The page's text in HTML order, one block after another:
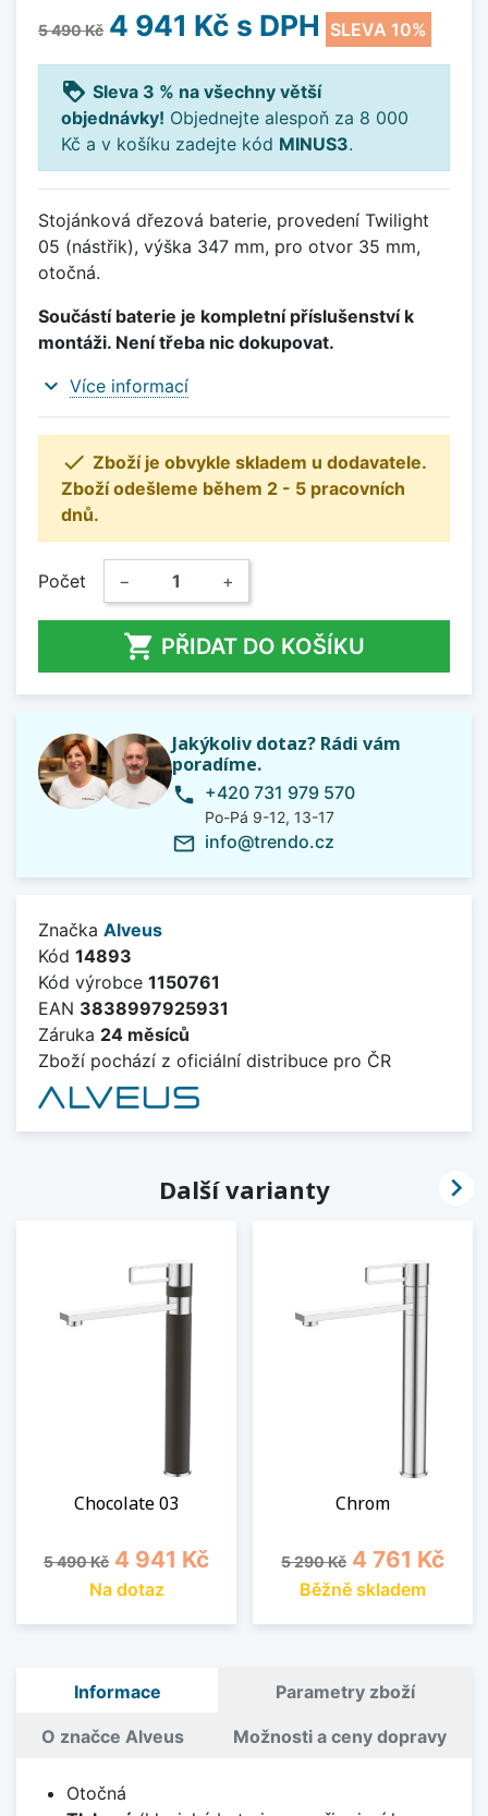
5 490 Kč 4 941 Kč s DPH SLEVA 10%
loyalty Sleva 3 % na všechny větší
objednávky! Objednejte alespoň za 8 000
Kč a v košíku zadejte kód MINUS3.
Stojánková dřezová baterie, provedení Twilight
05 (nástřik), výška 347 mm, pro otvor 35 mm,
otočná.
Součástí baterie je kompletní příslušenství k
montáži. Není třeba nic dokupovat.
expand_more Více informací
 Zboží je obvykle skladem u dodavatele.
Zboží odešleme během 2 - 5 pracovních
dnů.
Počet − +
 PŘIDAT DO KOŠÍKU
Jakýkoliv dotaz? Rádi vám
poradíme.
phone +420 731 979 570
Po-Pá 9-12, 13-17
mail_outline info@trendo.cz
Značka Alveus
Kód 14893
Kód výrobce 1150761
EAN 3838997925931
Záruka 24 měsíců
Zboží pochází z oficiální distribuce pro ČR
Další varianty
Chocolate 03
Běžná cena
5 490 Kč Cena
4 941 Kč
Na dotaz
Chrom
Běžná cena
5 290 Kč Cena
4 761 Kč
Běžně skladem

Informace Parametry zboží
O značce Alveus Možnosti a ceny dopravy
Otočná